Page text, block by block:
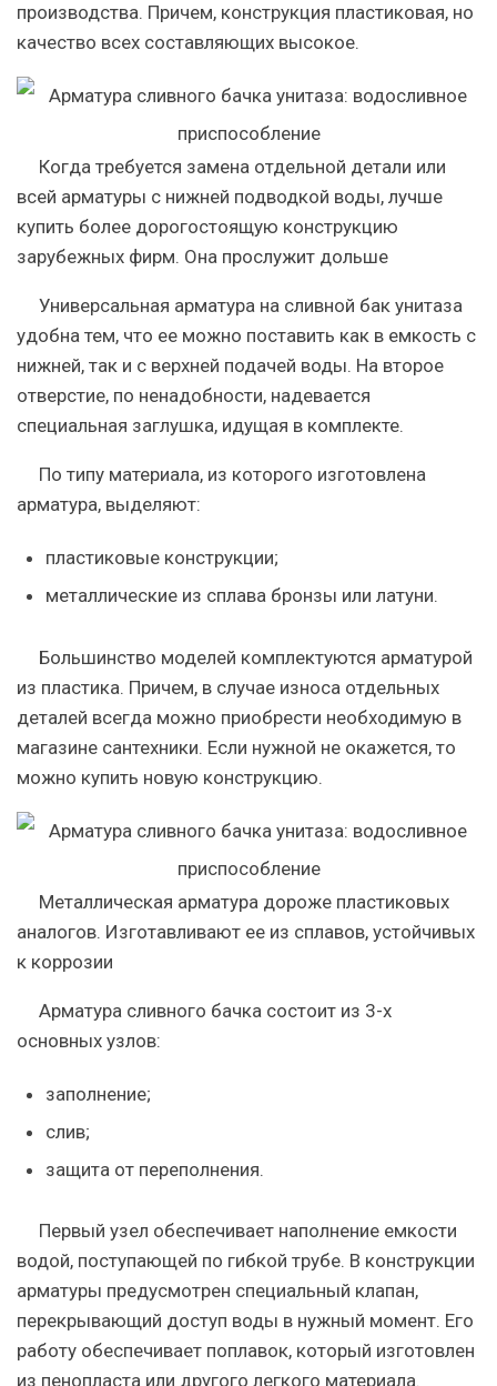
производства. Причем, конструкция пластиковая, но
качество всех составляющих высокое.
Когда требуется замена отдельной детали или
всей арматуры с нижней подводкой воды, лучше
купить более дорогостоящую конструкцию
зарубежных фирм. Она прослужит дольше
Универсальная арматура на сливной бак унитаза
удобна тем, что ее можно поставить как в емкость с
нижней, так и с верхней подачей воды. На второе
отверстие, по ненадобности, надевается
специальная заглушка, идущая в комплекте.
По типу материала, из которого изготовлена
арматура, выделяют:
пластиковые конструкции;
металлические из сплава бронзы или латуни.
Большинство моделей комплектуются арматурой
из пластика. Причем, в случае износа отдельных
деталей всегда можно приобрести необходимую в
магазине сантехники. Если нужной не окажется, то
можно купить новую конструкцию.
Металлическая арматура дороже пластиковых
аналогов. Изготавливают ее из сплавов, устойчивых
к коррозии
Арматура сливного бачка состоит из 3-х
основных узлов:
заполнение;
слив;
защита от переполнения.
Первый узел обеспечивает наполнение емкости
водой, поступающей по гибкой трубе. В конструкции
арматуры предусмотрен специальный клапан,
перекрывающий доступ воды в нужный момент. Его
работу обеспечивает поплавок, который изготовлен
из пенопласта или другого легкого материала.